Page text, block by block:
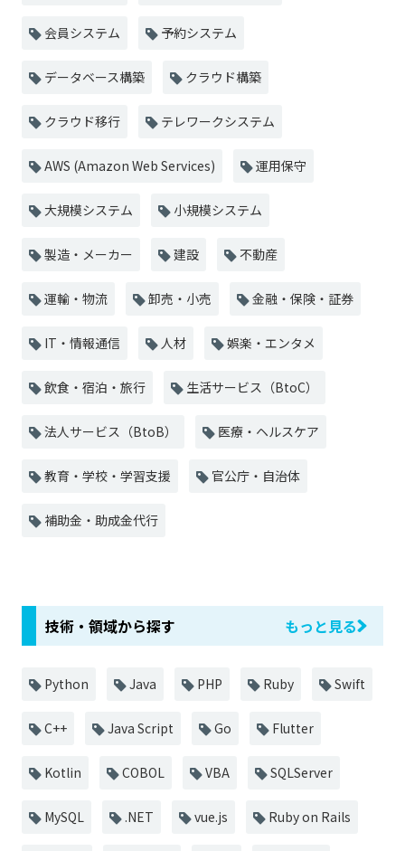
会員システム 予約システム
データベース構築 クラウド構築
クラウド移行 テレワークシステム
AWS (Amazon Web Services) 運用保守
大規模システム 小規模システム
製造・メーカー 建設 不動産
運輸・物流 卸売・小売 金融・保険・証券
IT・情報通信 人材 娯楽・エンタメ
飲食・宿泊・旅行 生活サービス（BtoC）
法人サービス（BtoB） 医療・ヘルスケア
教育・学校・学習支援 官公庁・自治体
補助金・助成金代行
技術・領域から探す もっと見る
Python Java PHP Ruby Swift
C++ Java Script Go Flutter
Kotlin COBOL VBA SQLServer
MySQL .NET vue.js Ruby on Rails